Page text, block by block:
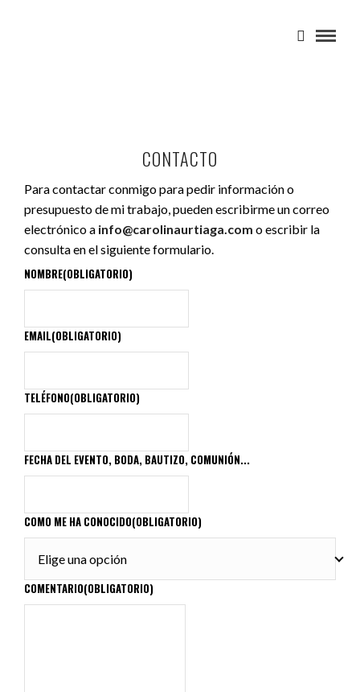
CONTACTO
Para contactar conmigo para pedir información o
presupuesto de mi trabajo, pueden escribirme un correo
electrónico a info@carolinaurtiaga.com o escribir la
consulta en el siguiente formulario.
NOMBRE(OBLIGATORIO)
EMAIL(OBLIGATORIO)
TELÉFONO(OBLIGATORIO)
FECHA DEL EVENTO, BODA, BAUTIZO, COMUNIÓN...
COMO ME HA CONOCIDO(OBLIGATORIO)
COMENTARIO(OBLIGATORIO)